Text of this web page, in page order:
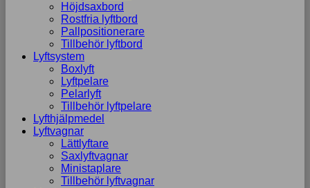
Höjdsaxbord
Rostfria lyftbord
Pallpositionerare
Tillbehör lyftbord
Lyftsystem
Boxlyft
Lyftpelare
Pelarlyft
Tillbehör lyftpelare
Lyfthjälpmedel
Lyftvagnar
Lättlyftare
Saxlyftvagnar
Ministaplare
Tillbehör lyftvagnar